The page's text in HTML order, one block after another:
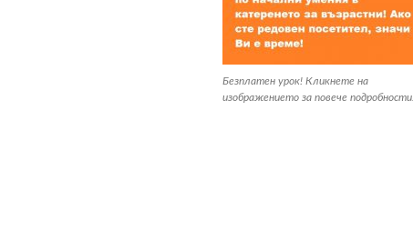
Безплатен урок! Кликнете на
изображението за повече подробности.